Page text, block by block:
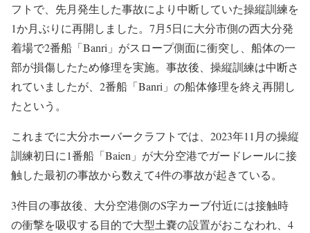
フトで、先月発生した事故により中断していた操縦訓練を
1か月ぶりに再開しました。7月5日に大分市側の西大分発
着場で2番船「Banri」がスロープ側面に衝突し、船体の一
部が損傷したため修理を実施。事故後、操縦訓練は中断さ
れていましたが、2番船「Banri」の船体修理を終え再開し
たという。
これまでに大分ホーバークラフトでは、2023年11月の操縦
訓練初日に1番船「Baien」が大分空港でガードレールに接
触した最初の事故から数えて4件の事故が起きている。
3件目の事故後、大分空港側のS字カーブ付近には接触時
の衝撃を吸収する目的で大型土嚢の設置がおこなわれ、4